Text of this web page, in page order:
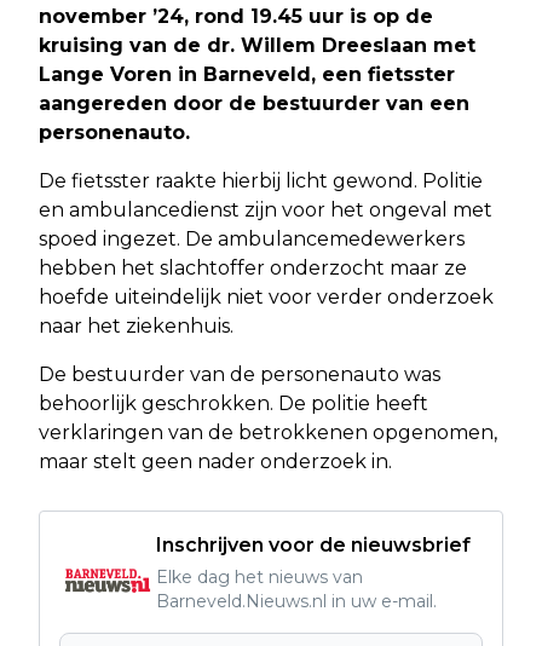
november ’24, rond 19.45 uur is op de
kruising van de dr. Willem Dreeslaan met
Lange Voren in Barneveld, een fietsster
aangereden door de bestuurder van een
personenauto.
De fietsster raakte hierbij licht gewond. Politie
en ambulancedienst zijn voor het ongeval met
spoed ingezet. De ambulancemedewerkers
hebben het slachtoffer onderzocht maar ze
hoefde uiteindelijk niet voor verder onderzoek
naar het ziekenhuis.
De bestuurder van de personenauto was
behoorlijk geschrokken. De politie heeft
verklaringen van de betrokkenen opgenomen,
maar stelt geen nader onderzoek in.
Inschrijven voor de nieuwsbrief
Elke dag het nieuws van
Barneveld.Nieuws.nl in uw e-mail.